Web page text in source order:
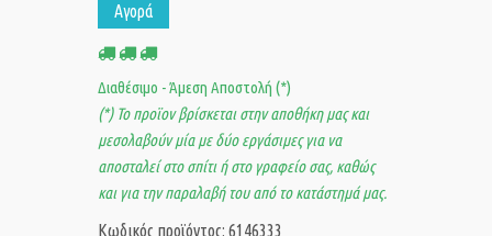
Αγορά
Διαθέσιμο - Άμεση Αποστολή (*)
(*) Το προϊον βρίσκεται στην αποθήκη μας και
μεσολαβούν μία με δύο εργάσιμες για να
αποσταλεί στο σπίτι ή στο γραφείο σας, καθώς
και για την παραλαβή του από το κατάστημά μας.
Κωδικός προϊόντος: 6146333